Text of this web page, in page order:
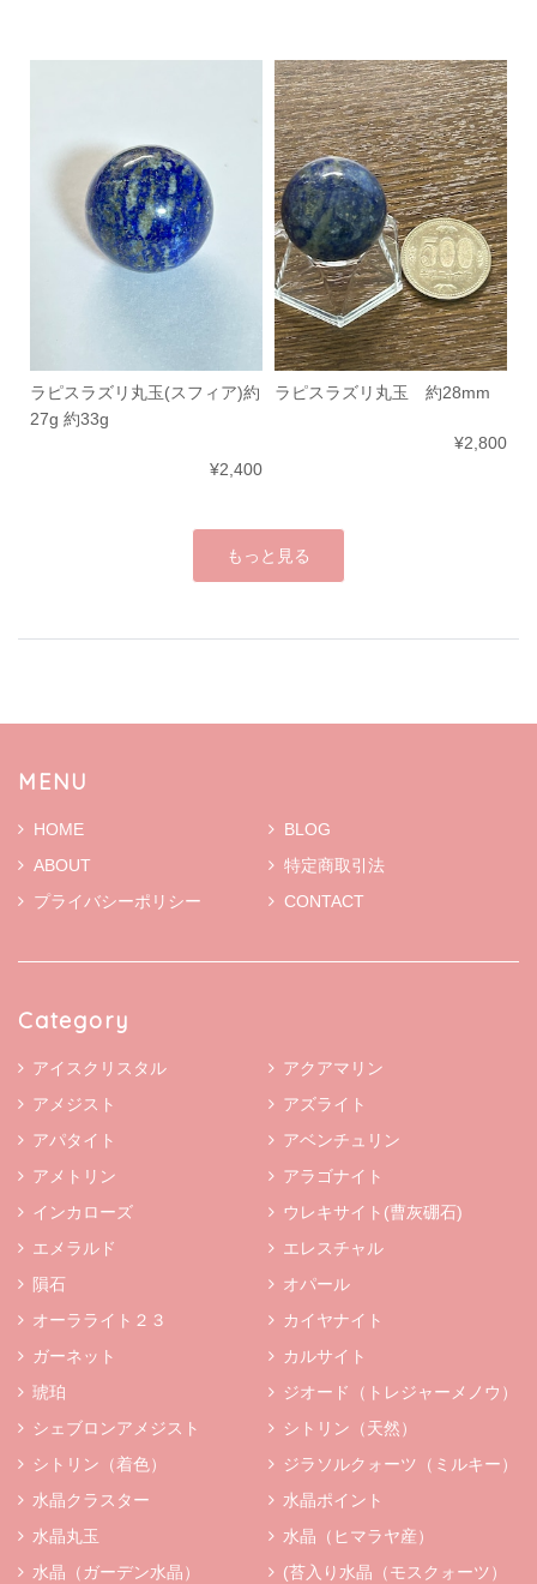
ラピスラズリ丸玉(スフィア)約
27g 約33g
¥2,400
ラピスラズリ丸玉 約28mm
¥2,800
もっと見る
MENU
HOME
BLOG
ABOUT
特定商取引法
プライバシーポリシー
CONTACT
Category
アイスクリスタル
アクアマリン
アメジスト
アズライト
アパタイト
アベンチュリン
アメトリン
アラゴナイト
インカローズ
ウレキサイト(曹灰硼石)
エメラルド
エレスチャル
隕石
オパール
オーラライト２３
カイヤナイト
ガーネット
カルサイト
琥珀
ジオード（トレジャーメノウ）
シェブロンアメジスト
シトリン（天然）
シトリン（着色）
ジラソルクォーツ（ミルキー）
水晶クラスター
水晶ポイント
水晶丸玉
水晶（ヒマラヤ産）
水晶（ガーデン水晶）
(苔入り水晶（モスクォーツ）